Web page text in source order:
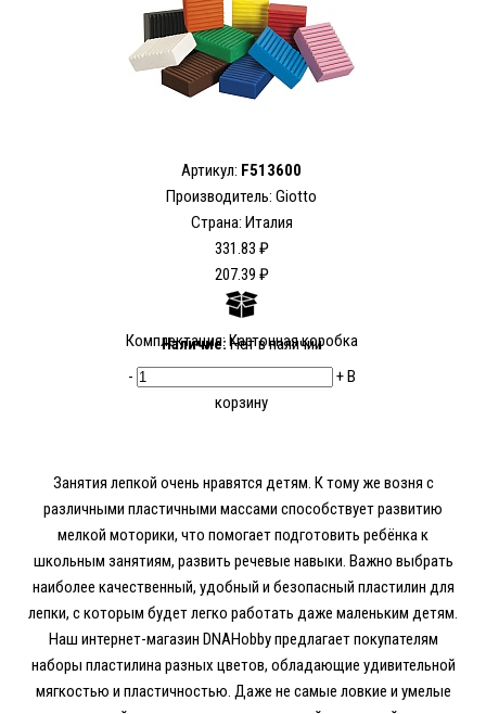
Артикул: F513600
Производитель: Giotto
Страна: Италия
331.83 ₽
207.39 ₽
Комплектация: Картонная коробка
Наличие:Нет в наличии
-
+В
корзину
Занятия лепкой очень нравятся детям. К тому же возня с
различными пластичными массами способствует развитию
мелкой моторики, что помогает подготовить ребёнка к
школьным занятиям, развить речевые навыки. Важно выбрать
наиболее качественный, удобный и безопасный пластилин для
лепки, с которым будет легко работать даже маленьким детям.
Наш интернет-магазин DNAHobby предлагает покупателям
наборы пластилина разных цветов, обладающие удивительной
мягкостью и пластичностью. Даже не самые ловкие и умелые